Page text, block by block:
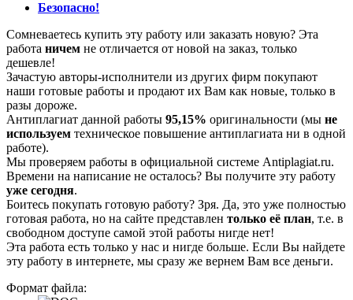
Безопасно!
Сомневаетесь купить эту работу или заказать новую? Эта
работа ничем не отличается от новой на заказ, только
дешевле!
Зачастую авторы-исполнители из других фирм покупают
наши готовые работы и продают их Вам как новые, только в
разы дороже.
Антиплагиат данной работы 95,15% оригинальности (мы не
используем техническое повышение антиплагиата ни в одной
работе).
Мы проверяем работы в официальной системе Аntiplagiat.ru.
Времени на написание не осталось? Вы получите эту работу
уже сегодня.
Боитесь покупать готовую работу? Зря. Да, это уже полностью
готовая работа, но на сайте представлен только её план, т.е. в
свободном доступе самой этой работы нигде нет!
Эта работа есть только у нас и нигде больше. Если Вы найдете
эту работу в интернете, мы сразу же вернем Вам все деньги.
Формат файла: